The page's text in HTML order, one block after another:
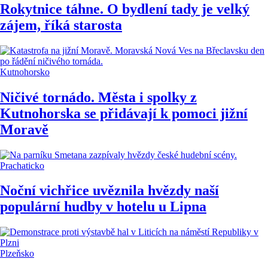
Rokytnice táhne. O bydlení tady je velký
zájem, říká starosta
Kutnohorsko
Ničivé tornádo. Města i spolky z
Kutnohorska se přidávají k pomoci jižní
Moravě
Prachaticko
Noční vichřice uvěznila hvězdy naší
populární hudby v hotelu u Lipna
Plzeňsko